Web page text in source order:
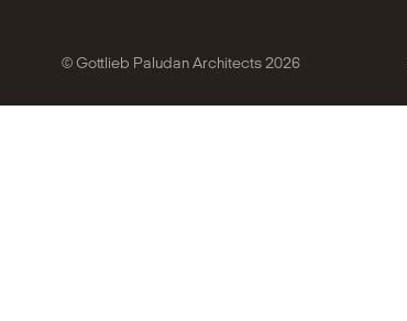
© Gottlieb Paludan Architects 2026